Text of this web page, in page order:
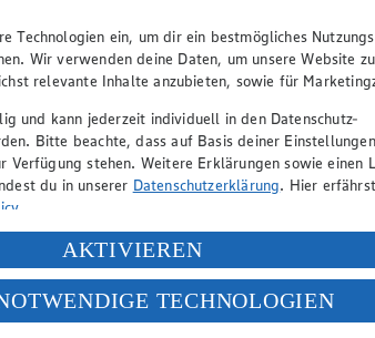
Technologien ein, um dir ein bestmögliches
Wir verwenden deine Daten, um unsere Website zu
relevante Inhalte anzubieten, sowie für
und kann jederzeit individuell in den Datenschutz-
Bitte beachte, dass auf Basis deiner
Verfügung stehen. Weitere Erklärungen sowie einen
du in unserer Datenschutzerklärung. Hier
.
Daten in den USA durch Facebook und
willigst du im Sinne des Art. 49 Abs. 1 Satz 1 lit.
verarbeitet werden. Der EuGH sieht die USA als
nicht angemessenen Datenschutzniveau an. Es
AKTIVIEREN
TECHNOLOGIEN